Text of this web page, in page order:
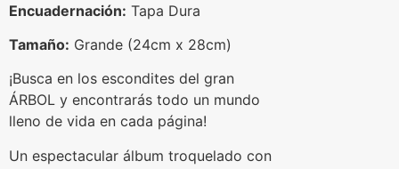
Encuadernación: Tapa Dura
Tamaño: Grande (24cm x 28cm)
¡Busca en los escondites del gran
ÁRBOL y encontrarás todo un mundo
lleno de vida en cada página!
Un espectacular álbum troquelado con